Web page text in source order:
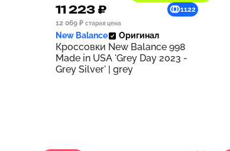
11 223 ₽
1122
12 069 ₽ старая цена
New Balance Оригинал
Кроссовки New Balance 998
Made in USA 'Grey Day 2023 -
Grey Silver' | grey